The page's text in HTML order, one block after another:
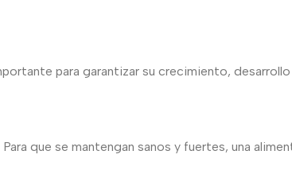
para garantizar su crecimiento,
que se mantengan sanos y fuertes, una